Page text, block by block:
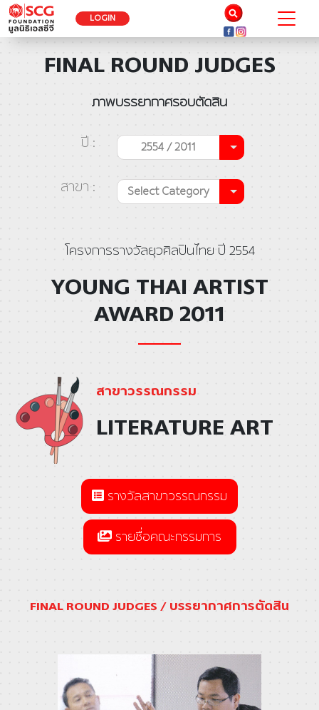
LOGIN
FINAL ROUND JUDGES
ภาพบรรยากาศรอบตัดสิน
ปี : 2554 / 2011
สาขา : Select Category
โครงการรางวัลยุวศิลปินไทย ปี 2554
YOUNG THAI ARTIST
AWARD 2011
สาขาวรรณกรรม
LITERATURE ART
รางวัลสาขาวรรณกรรม
รายชื่อคณะกรรมการ
FINAL ROUND JUDGES / บรรยากาศการตัดสิน